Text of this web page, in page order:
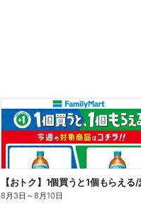
【おトク】1個買うと1個もらえる
8月3日 ～8月10日